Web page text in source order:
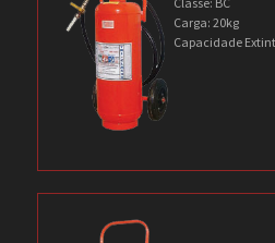
Carga: 20kg
Capacidade